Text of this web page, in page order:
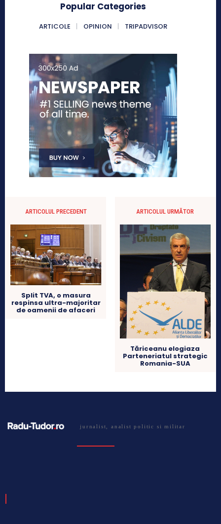
Popular Categories
ARTICOLE OPINION TRIPADVISOR
ARTICOLUL PRECEDENT
Split TVA, o masura
respinsa ultra-majoritar
de oamenii de afaceri
ARTICOLUL URMĂTOR
Tăriceanu elogiaza
Parteneriatul strategic
Romania-SUA
jurnalist, analist politic si militar